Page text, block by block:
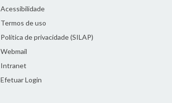
Acessibilidade
Termos de uso
Política de privacidade (SILAP)
Webmail
Intranet
Efetuar Login